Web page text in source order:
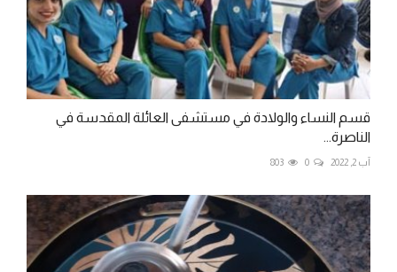
قسم النساء والولادة في مستشفى العائلة المقدسة في
الناصرة...
آب 2, 2022 0
803